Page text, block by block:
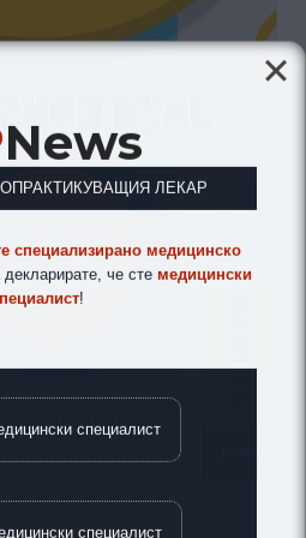
News
ЛЕКАР
специализирано медицинско
декларирате, че сте медицински
!
специалист
специалист